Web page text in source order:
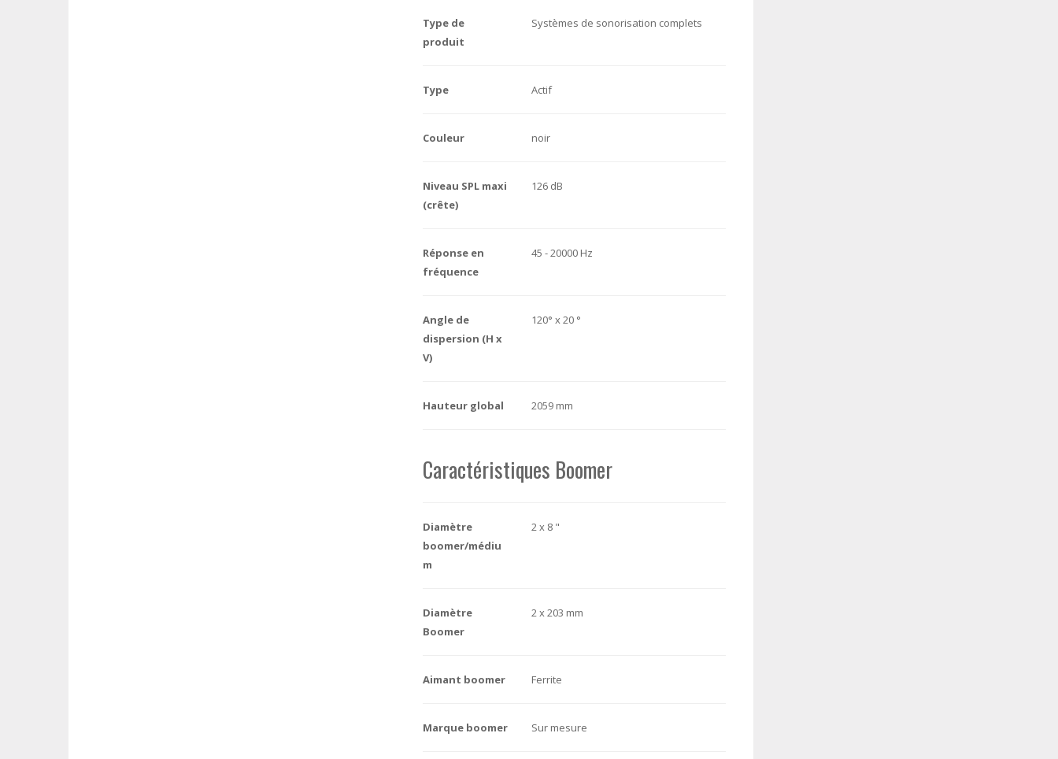
Type de
produit
Systèmes de sonorisation complets
Type Actif
Couleur noir
Niveau SPL maxi
(crête)
126 dB
Réponse en
fréquence
45 - 20000 Hz
Angle de
dispersion (H x
V)
120° x 20 °
Hauteur global 2059 mm
Caractéristiques Boomer
Diamètre
boomer/médiu
m
2 x 8 "
Diamètre
Boomer
2 x 203 mm
Aimant boomer Ferrite
Marque boomer Sur mesure